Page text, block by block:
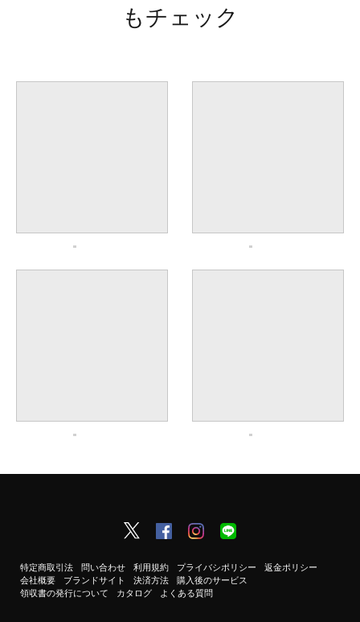
もチェック
特定商取引法 問い合わせ 利用規約 プライバシポリシー
返金ポリシー
会社概要
ブランドサイト 決済方法
購入後のサービス
領収書の発行について
カタログ よくある質問